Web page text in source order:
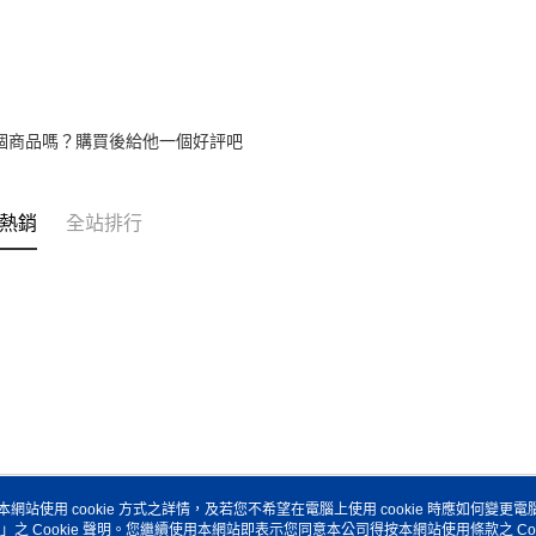
商品嗎？購買後給他一個好評吧
銷 全站排行
關於我們 客服資訊
網站使用 cookie 方式之詳情，及若您不希望在電腦上使用 cookie 時應如何變更電
」之 Cookie 聲明。您繼續使用本網站即表示您同意本公司得按本網站使用條款之